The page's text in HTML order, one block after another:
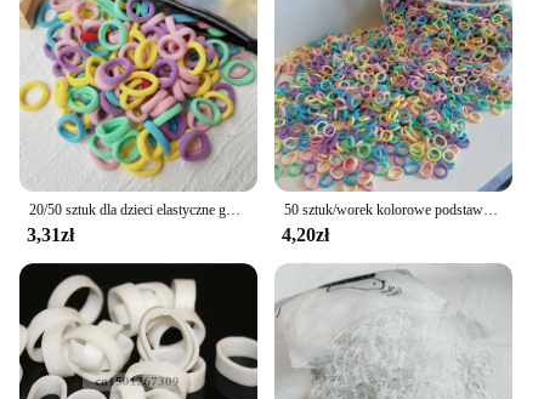
20/50 sztuk dla dzieci elastyczne gumki do włosów dziewczyny słodycze Scrunchie gumką dla dzieci gumki do włosów klipy z pałąkiem na głowę akcesoria do włosów dla dzieci
3,31zł
50 sztuk/worek kolorowe podstawowe nylonowe elastyczne gumki do włosów dla dziewczynek kucyk Hold Scrunchie gumka moda dziecięca akcesoria do włosów
4,20zł